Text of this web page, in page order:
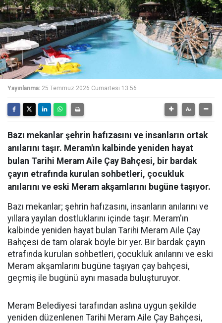
Yayınlanma: 25 Temmuz 2026 Cumartesi 13:56
Bazı mekanlar şehrin hafızasını ve insanların ortak
anılarını taşır. Meram'ın kalbinde yeniden hayat
bulan Tarihi Meram Aile Çay Bahçesi, bir bardak
çayın etrafında kurulan sohbetleri, çocukluk
anılarını ve eski Meram akşamlarını bugüne taşıyor.
Bazı mekanlar; şehrin hafızasını, insanların anılarını ve
yıllara yayılan dostluklarını içinde taşır. Meram'ın
kalbinde yeniden hayat bulan Tarihi Meram Aile Çay
Bahçesi de tam olarak böyle bir yer. Bir bardak çayın
etrafında kurulan sohbetleri, çocukluk anılarını ve eski
Meram akşamlarını bugüne taşıyan çay bahçesi,
geçmiş ile bugünü aynı masada buluşturuyor.
Meram Belediyesi tarafından aslına uygun şekilde
yeniden düzenlenen Tarihi Meram Aile Çay Bahçesi,